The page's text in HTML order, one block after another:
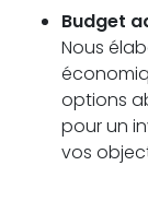
Budget
Nous
options
pour un
vos